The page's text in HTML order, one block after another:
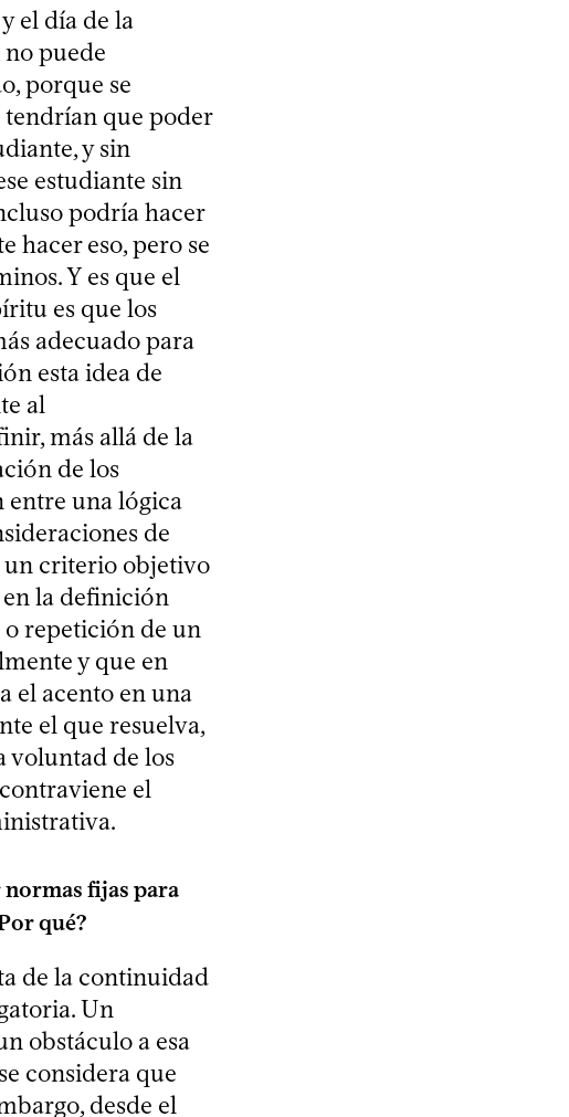
el día de la
puede
porque se
tendrían que poder
y sin
estudiante sin
podría hacer
eso, pero se
Y es que el
es que los
adecuado para
esta idea de
al
más allá de la
de los
entre una lógica
de
un criterio objetivo
la definición
repetición de un
y que en
el acento en una
el que resuelva,
voluntad de los
el
fijas para
qué?
de la continuidad
Un
obstáculo a esa
considera que
desde el